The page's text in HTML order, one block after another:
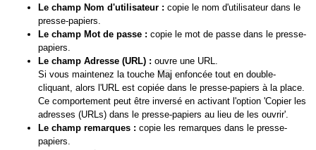
Le champ Nom d'utilisateur : copie le nom d'utilisateur dans le
presse-papiers.
Le champ Mot de passe : copie le mot de passe dans le presse-
papiers.
Le champ Adresse (URL) : ouvre une URL.
Si vous maintenez la touche Maj enfoncée tout en double-
cliquant, alors l'URL est copiée dans le presse-papiers à la place.
Ce comportement peut être inversé en activant l'option 'Copier les
adresses (URLs) dans le presse-papiers au lieu de les ouvrir'.
Le champ remarques : copie les remarques dans le presse-
papiers.